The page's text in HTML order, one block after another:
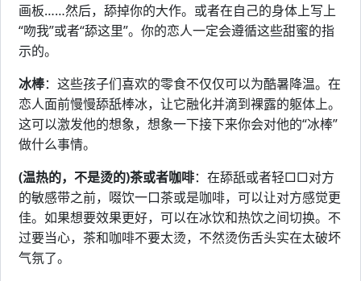
画板……然后，舔掉你的大作。或者在自己的身体上写上
“吻我”或者“舔这里”。你的恋人一定会遵循这些甜蜜的指
示的。
冰棒：这些孩子们喜欢的零食不仅仅可以为酷暑降温。在
恋人面前慢慢舔舐棒冰，让它融化并滴到裸露的躯体上。
这可以激发他的想象，想象一下接下来你会对他的“冰棒”
做什么事情。
(温热的，不是烫的)茶或者咖啡：在舔舐或者轻□□对方
的敏感带之前，啜饮一口茶或是咖啡，可以让对方感觉更
佳。如果想要效果更好，可以在冰饮和热饮之间切换。不
过要当心，茶和咖啡不要太烫，不然烫伤舌头实在太破坏
气氛了。